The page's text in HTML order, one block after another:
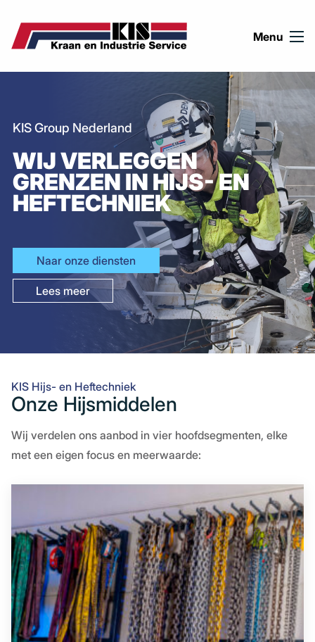
Menu
KIS Group Nederland
WIJ VERLEGGEN
GRENZEN IN HIJS- EN
HEFTECHNIEK
Naar onze diensten
Lees meer
Onze Hijsmiddelen
KIS Hijs- en Heftechniek
Wij verdelen ons aanbod in vier hoofdsegmenten, elke
met een eigen focus en meerwaarde: